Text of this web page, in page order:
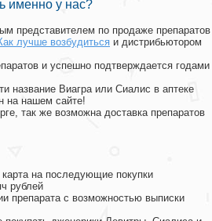
именно у нас?
представителем по продаже препаратов
лучше возбудиться и дистрибьютором
и успешно подтверждается годами
название Виагра или Сиалис в аптеке
на нашем сайте!
так же возможна доставка препаратов
карта на последующие покупки
рублей
с возможностью выписки